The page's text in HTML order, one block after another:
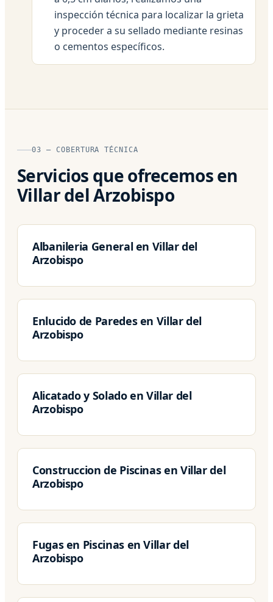
inspección técnica para localizar la grieta
y proceder a su sellado mediante resinas
o cementos específicos.
03 — COBERTURA TÉCNICA
Servicios que ofrecemos en
Villar del Arzobispo
Albanileria General en Villar del
Arzobispo
Enlucido de Paredes en Villar del
Arzobispo
Alicatado y Solado en Villar del
Arzobispo
Construccion de Piscinas en Villar del
Arzobispo
Fugas en Piscinas en Villar del
Arzobispo